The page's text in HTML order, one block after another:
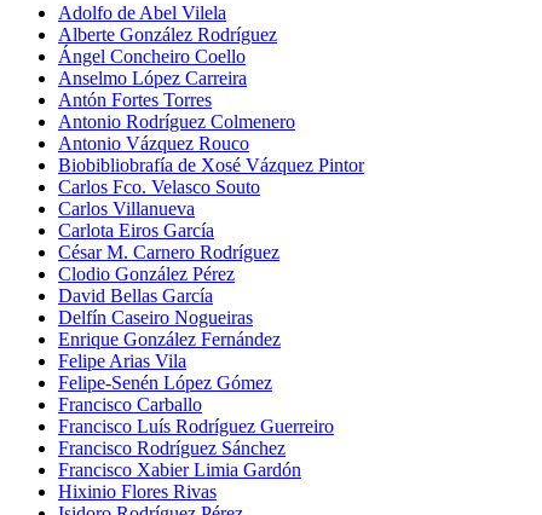
Adolfo de Abel Vilela
Alberte González Rodríguez
Ángel Concheiro Coello
Anselmo López Carreira
Antón Fortes Torres
Antonio Rodríguez Colmenero
Antonio Vázquez Rouco
Biobibliobrafía de Xosé Vázquez Pintor
Carlos Fco. Velasco Souto
Carlos Villanueva
Carlota Eiros García
César M. Carnero Rodríguez
Clodio González Pérez
David Bellas García
Delfín Caseiro Nogueiras
Enrique González Fernández
Felipe Arias Vila
Felipe-Senén López Gómez
Francisco Carballo
Francisco Luís Rodríguez Guerreiro
Francisco Rodríguez Sánchez
Francisco Xabier Limia Gardón
Hixinio Flores Rivas